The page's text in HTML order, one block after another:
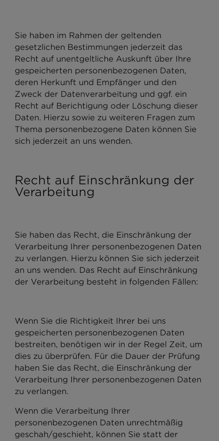
Sie haben im Rahmen der geltenden
gesetzlichen Bestimmungen jederzeit das
Recht auf unentgeltliche Auskunft über Ihre
gespeicherten personenbezogenen Daten,
deren Herkunft und Empfänger und den
Zweck der Datenverarbeitung und ggf. ein
Recht auf Berichtigung oder Löschung dieser
Daten. Hierzu sowie zu weiteren Fragen zum
Thema personenbezogene Daten können Sie
sich jederzeit an uns wenden.
Recht auf Einschränkung der
Verarbeitung
Sie haben das Recht, die Einschränkung der
Verarbeitung Ihrer personenbezogenen Daten
zu verlangen. Hierzu können Sie sich jederzeit
an uns wenden. Das Recht auf Einschränkung
der Verarbeitung besteht in folgenden Fällen:
Wenn Sie die Richtigkeit Ihrer bei uns
gespeicherten personenbezogenen Daten
bestreiten, benötigen wir in der Regel Zeit, um
dies zu überprüfen. Für die Dauer der Prüfung
haben Sie das Recht, die Einschränkung der
Verarbeitung Ihrer personenbezogenen Daten
zu verlangen.
Wenn die Verarbeitung Ihrer
personenbezogenen Daten unrechtmäßig
geschah/geschieht, können Sie statt der